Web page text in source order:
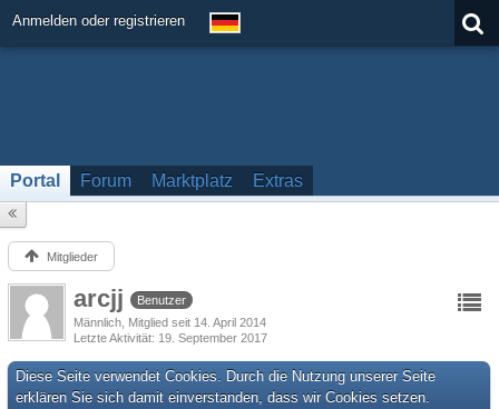
Anmelden oder registrieren
Portal Forum Marktplatz Extras
Mitglieder
arcjj
Benutzer
Männlich Mitglied seit 14. April 2014
Letzte Aktivität 19. September 2017
Diese Seite verwendet Cookies. Durch die Nutzung unserer Seite
erklären Sie sich damit einverstanden, dass wir Cookies setzen.